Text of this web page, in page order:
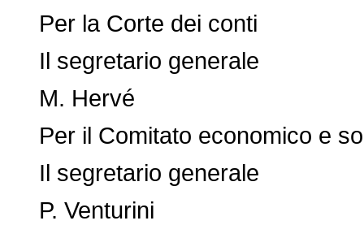
Per la Corte dei conti
Il segretario generale
M. Hervé
Per il Comitato economico e
Il segretario generale
P. Venturini